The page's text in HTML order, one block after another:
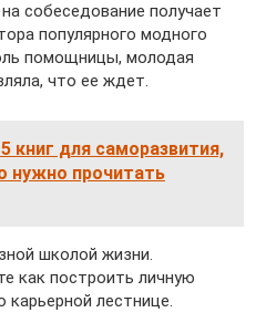
собеседование получает
популярного модного
помощницы, молодая
что ее ждет.
книг для саморазвития,
нужно прочитать
школой жизни.
как построить личную
карьерной лестнице.